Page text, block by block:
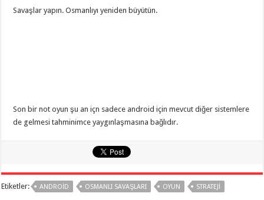
Savaşlar yapın. Osmanlıyı yeniden büyütün.
Son bir not oyun şu an içn sadece android için mevcut diğer sistemlere
de gelmesi tahminimce yaygınlaşmasına bağlıdır.
Etiketler: ANDROID OSMANLI SAVAŞLARI OYUN STRATEJI